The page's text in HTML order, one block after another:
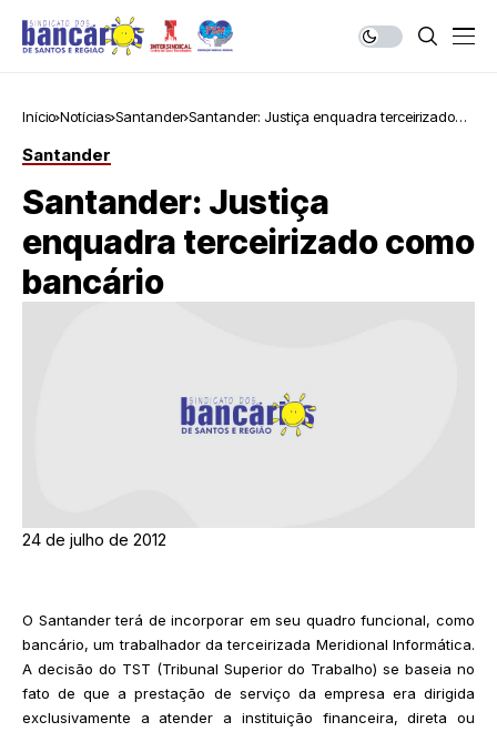
Início Notícias Santander Santander: Justiça enquadra terceirizado
Santander
Santander: Justiça
enquadra terceirizado como
bancário
24 de julho de 2012
O Santander terá de incorporar em seu quadro funcional, como
bancário, um trabalhador da terceirizada Meridional Informática.
A decisão do TST (Tribunal Superior do Trabalho) se baseia no
fato de que a prestação de serviço da empresa era dirigida
exclusivamente a atender a instituição financeira, direta ou